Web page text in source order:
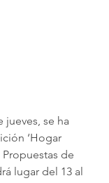
jueves, se ha
‘Hogar
de
lugar del 13 al